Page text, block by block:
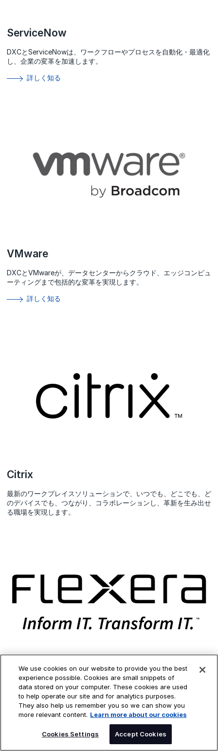
ServiceNow
DXCとServiceNowは、ワークフローやプロセスを自動化・最適化
し、企業の変革を加速します。
詳しく知る
VMware
DXCとVMwareが、データセンターからクラウド、エッジコンピュ
ーティングまで包括的な変革を実現します。
詳しく知る
Citrix
最新のワークプレイスソリューションで、いつでも、どこでも、ど
のデバイスでも、つながり、コラボレーションし、革新を生み出せ
る職場を実現します。
Flexera
合理化と最適化のためのインサイトを活用し、組織のIT変革を可能
にします。
We use cookies on our website to provide you the best
experience possible. Cookies are small snippets of
data stored on your computer. These cookies are used
to help operate our site and for analytics purposes.
They also help us remember you so we can show you
more relevant content. Learn more about our cookies
Cookies Settings Accept Cookies